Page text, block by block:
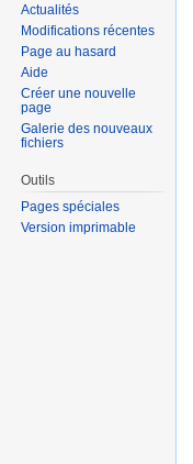
Actualités
Modifications récentes
Page au hasard
Aide
Créer une nouvelle
page
Galerie des nouveaux
fichiers
Outils
Pages spéciales
Version imprimable